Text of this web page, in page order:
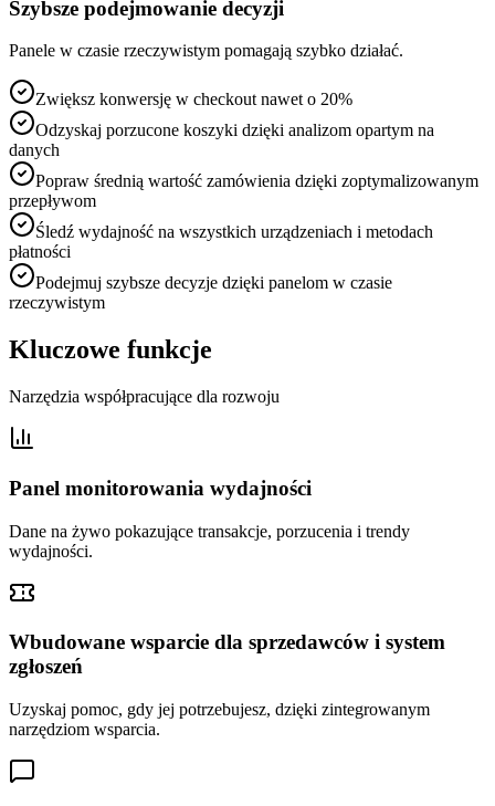
Szybsze podejmowanie decyzji
Panele w czasie rzeczywistym pomagają szybko działać.
Zwiększ konwersję w checkout nawet o 20%
Odzyskaj porzucone koszyki dzięki analizom opartym na
danych
Popraw średnią wartość zamówienia dzięki zoptymalizowanym
przepływom
Śledź wydajność na wszystkich urządzeniach i metodach
płatności
Podejmuj szybsze decyzje dzięki panelom w czasie
rzeczywistym
Kluczowe funkcje
Narzędzia współpracujące dla rozwoju
Panel monitorowania wydajności
Dane na żywo pokazujące transakcje, porzucenia i trendy
wydajności.
Wbudowane wsparcie dla sprzedawców i system
zgłoszeń
Uzyskaj pomoc, gdy jej potrzebujesz, dzięki zintegrowanym
narzędziom wsparcia.